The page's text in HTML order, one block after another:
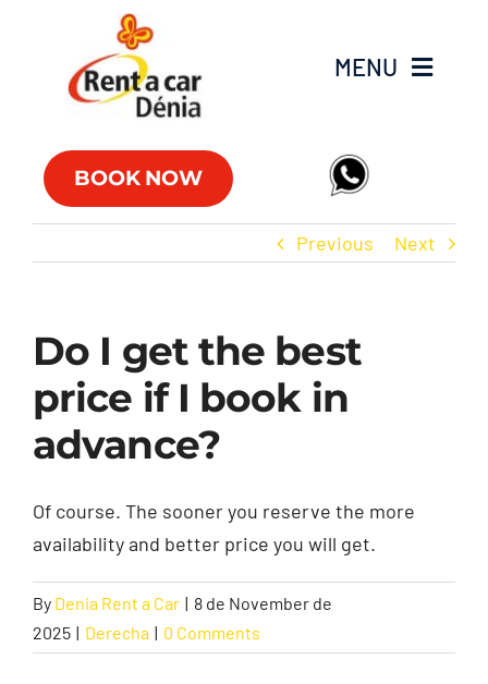
MENU
Fleet
Offices
FAQs
Contact
BOOK NOW
Previous Next
Do I get the best
price if I book in
advance?
Of course. The sooner you reserve the more
availability and better price you will get.
By Denia Rent a Car | 8 de November de
2025 | Derecha | 0 Comments